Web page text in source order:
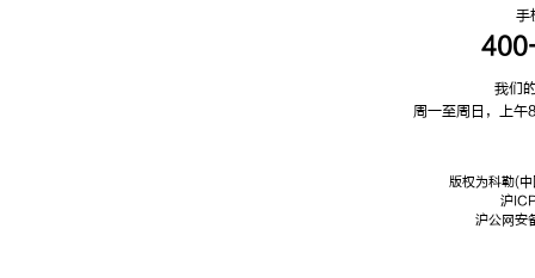
手
我们
周一至周日，上午
版权为科勒(
沪
沪公网